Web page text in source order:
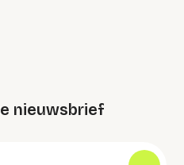
nieuwsbrief